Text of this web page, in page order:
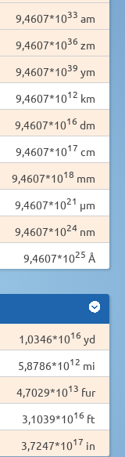
9,4607*1033 am
9,4607*1036 zm
9,4607*1039 ym
9,4607*1012 km
9,4607*1016 dm
9,4607*1017 cm
9,4607*1018 mm
9,4607*1021 µm
9,4607*1024 nm
9,4607*1025 Å
1,0346*1016 yd
5,8786*1012 mi
4,7029*1013 fur
3,1039*1016 ft
3,7247*1017 in